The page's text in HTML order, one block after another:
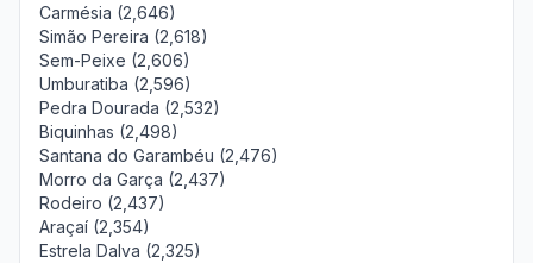
Carmésia (2,646)
Simão Pereira (2,618)
Sem-Peixe (2,606)
Umburatiba (2,596)
Pedra Dourada (2,532)
Biquinhas (2,498)
Santana do Garambéu (2,476)
Morro da Garça (2,437)
Rodeiro (2,437)
Araçaí (2,354)
Estrela Dalva (2,325)